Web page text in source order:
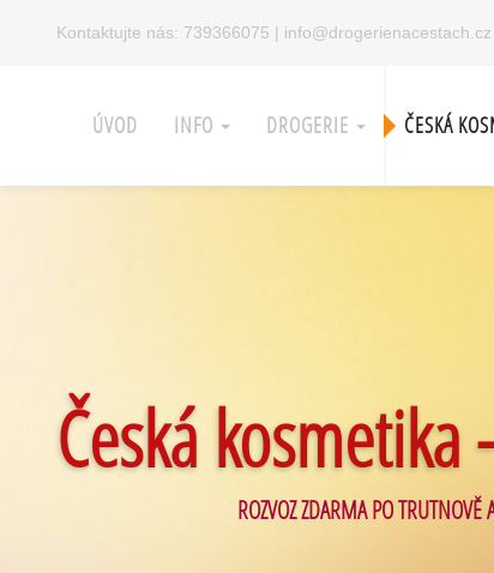
Kontaktujte nás: 739366075 | info@drogerienacestach.cz
ÚVOD INFO DROGERIE ČESKÁ
Česká
ROZVOZ ZDARMA PO